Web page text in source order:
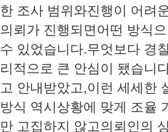
한 조사 범위와진행이 어려
의뢰가 진행되면어떤 방식
수 있었습니다.​무엇보다 경
리적으로 큰 안심이 됐습니
고 안내받았고,이런 세세한
방식 역시상황에 맞게 조율
만 고집하지 않고의뢰인의